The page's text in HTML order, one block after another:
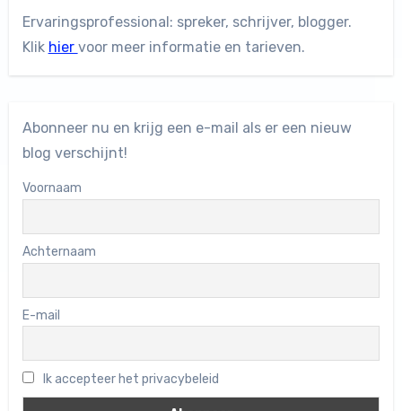
Ervaringsprofessional: spreker, schrijver, blogger.
Klik hier voor meer informatie en tarieven.
Abonneer nu en krijg een e-mail als er een nieuw
blog verschijnt!
Voornaam
Achternaam
E-mail
Ik accepteer het privacybeleid